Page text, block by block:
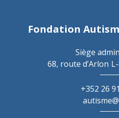
Fondation
Siège
68, route d’Arlon
+352 26